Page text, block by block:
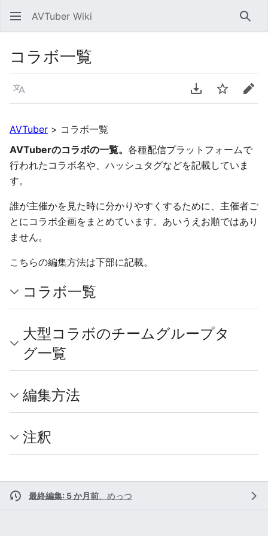
AVTuber Wiki 検索
コラボ一覧
言語 PDFをダウンロ
ウォッチ編集
AVTuber > コラボ一覧
AVTuberのコラボの一覧。 各種配信プラットフォームで
行われたコラボ名や、ハッシュタグなどを記載していま
す。
誰が主催かを見た時に分かりやすくするために、主催者ご
とにコラボ企画をまとめています。あいうえお順ではあり
ません。
こちらの編集方法は下部に記載。
コラボ一覧
大型コラボのチームグループタ
グ一覧
編集方法
注釈
最終編集: 5 か月前 めっつ